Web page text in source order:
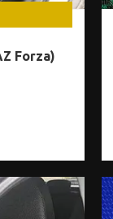
Forza)